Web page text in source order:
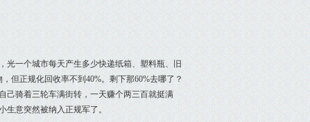
光一个城市每天产生多少快递纸箱、塑料瓶、旧
但正规化回收率不到40%。剩下那60%去哪了？
己骑着三轮车满街转，一天赚个两三百就挺满
生意突然被纳入正规军了。